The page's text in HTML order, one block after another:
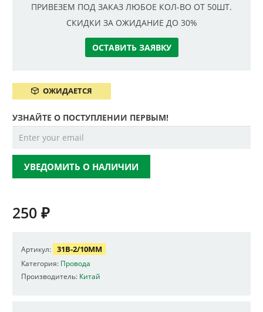
ПРИВЕЗЕМ ПОД ЗАКАЗ ЛЮБОЕ КОЛ-ВО ОТ 50ШТ.
СКИДКИ ЗА ОЖИДАНИЕ ДО 30%
ОСТАВИТЬ ЗАЯВКУ
ОЖИДАЕТСЯ
УЗНАЙТЕ О ПОСТУПЛЕНИИ ПЕРВЫМ!
УВЕДОМИТЬ О НАЛИЧИИ
250 ₽
Артикул: 31B-2/10MM
Категория: Провода
Производитель: Китай